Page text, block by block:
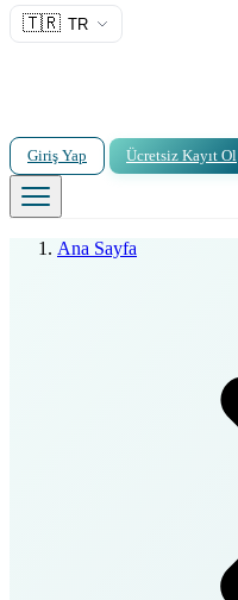
🇹🇷 TR
Giriş Yap Ücretsiz Kayıt Ol
Ana Sayfa